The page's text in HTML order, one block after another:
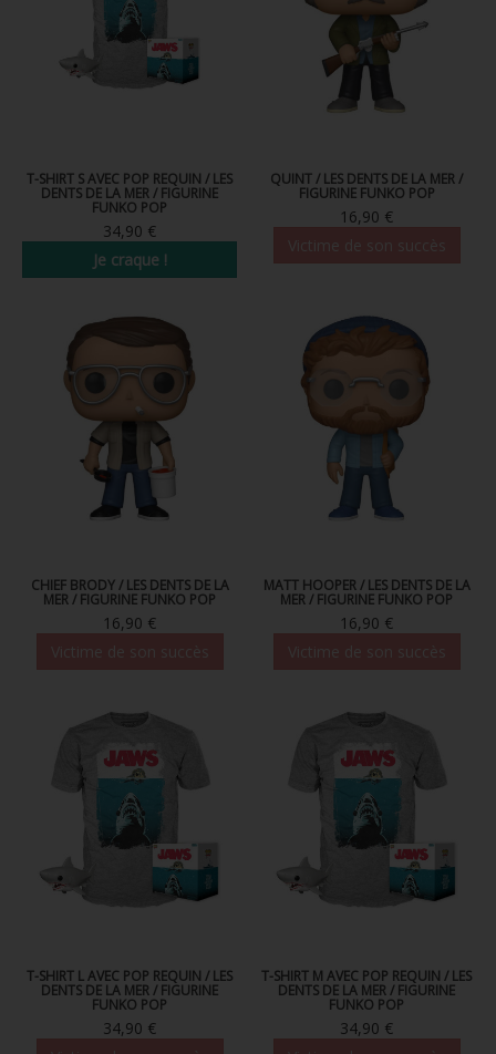
FUNKO VINYL SODA
FUNKO POP PIN
T-SHIRT S AVEC POP REQUIN / LES
DENTS DE LA MER / FIGURINE
FUNKO POP
34,90 €
Je craque !
QUINT / LES DENTS DE LA MER /
FIGURINE FUNKO POP
16,90 €
PRÉCOMMANDE
CHIEF BRODY / LES DENTS DE LA
MER / FIGURINE FUNKO POP
16,90 €
PRÉCOMMANDE
MATT HOOPER / LES DENTS DE LA
MER / FIGURINE FUNKO POP
16,90 €
T-SHIRT L AVEC POP REQUIN / LES
DENTS DE LA MER / FIGURINE
FUNKO POP
34,90 €
T-SHIRT M AVEC POP REQUIN / LES
DENTS DE LA MER / FIGURINE
FUNKO POP
34,90 €